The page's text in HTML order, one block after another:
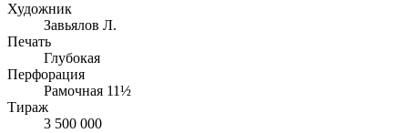
Художник
Завьялов Л.
Печать
Глубокая
Перфорация
Рамочная 11½
Тираж
3 500 000